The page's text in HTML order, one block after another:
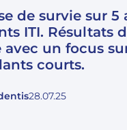
de survie sur 5
ITI. Résultats
avec un focus
courts.
28.07.25